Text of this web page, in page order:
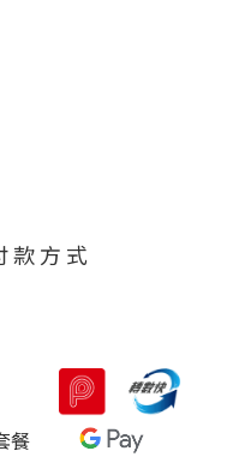
款 方 式